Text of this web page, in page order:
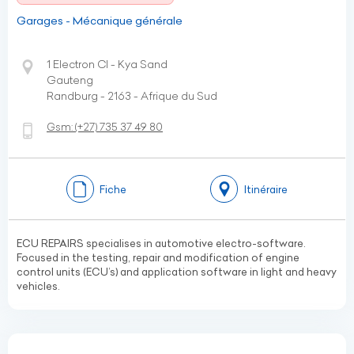
Garages - Mécanique générale
1 Electron Cl - Kya Sand
Gauteng
Randburg - 2163 - Afrique du Sud
Gsm:(+27)735 37 49 80
Fiche Itinéraire
ECU REPAIRS specialises in automotive electro-software.
Focused in the testing, repair and modification of engine
control units (ECU’s) and application software in light and heavy
vehicles.